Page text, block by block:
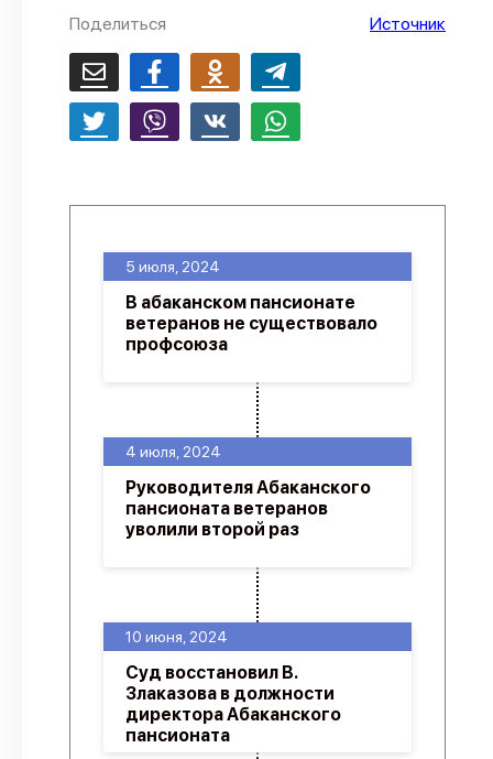
Поделиться Источник
10 июня, 2024
Суд восстановил В.
Злаказова в должности
директора Абаканского
пансионата
4 июля, 2024
Руководителя Абаканского
пансионата ветеранов
уволили второй раз
5 июля, 2024
В абаканском пансионате
ветеранов не существовало
профсоюза